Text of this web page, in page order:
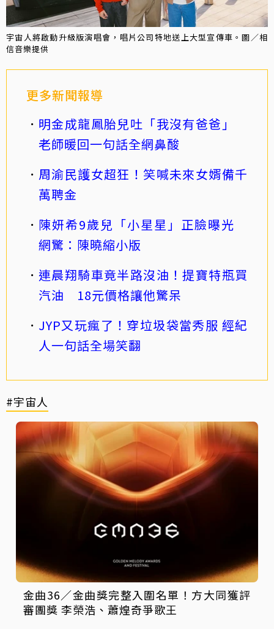
宇宙人將啟動升級版演唱會，唱片公司特地送上大型宣傳車。圖／相
信音樂提供
更多新聞報導
明金成龍鳳胎兒吐「我沒有爸爸」
老師暖回一句話全網鼻酸
周渝民護女超狂！笑喊未來女婿備千
萬聘金
陳妍希9歲兒「小星星」正臉曝光
網驚：陳曉縮小版
連晨翔騎車竟半路沒油！提寶特瓶買
汽油 18元價格讓他驚呆
JYP又玩瘋了！穿垃圾袋當秀服 經紀
人一句話全場笑翻
#宇宙人
金曲36／金曲獎完整入圍名單！方大同獲評
審團獎 李榮浩、蕭煌奇爭歌王